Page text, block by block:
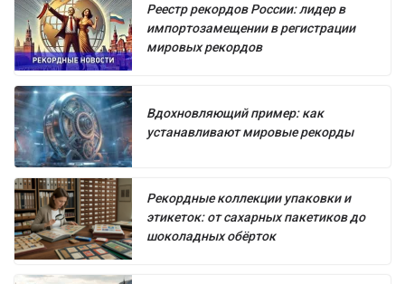
Реестр рекордов России: лидер в
импортозамещении в регистрации
мировых рекордов
Вдохновляющий пример: как
устанавливают мировые рекорды
Рекордные коллекции упаковки и
этикеток: от сахарных пакетиков до
шоколадных обёрток